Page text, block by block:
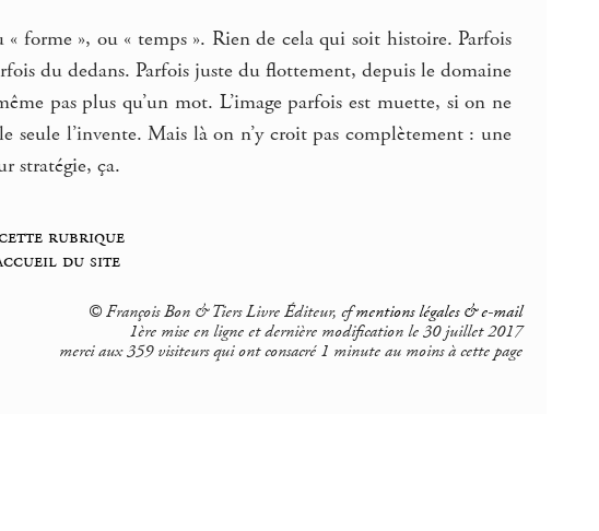
forme », ou « temps ». Rien de cela qui soit histoire. Parfois
du dedans. Parfois juste du flottement, depuis le domaine
pas plus qu’un mot. L’image parfois est muette, si on ne
seule l’invente. Mais là on n’y croit pas complètement : une
stratégie, ça.
rubrique
du site
© François Bon & Tiers Livre Éditeur, cfmentions légales & e-mail
1ère mise en ligne et dernière modification le 30 juillet 2017
merci aux 359 visiteurs qui ont consacré 1 minute au moins à cette page